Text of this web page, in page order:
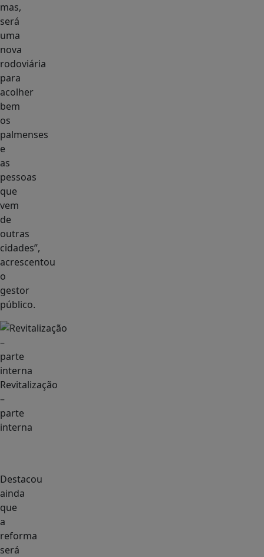
mas,
será
uma
nova
rodoviária
para
acolher
bem
os
palmenses
e
as
pessoas
que
vem
de
outras
cidades”,
acrescentou
o
gestor
público.
Revitalização
–
parte
interna
Destacou
ainda
que
a
reforma
será